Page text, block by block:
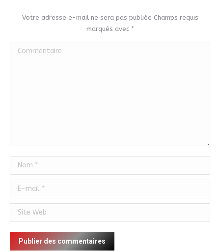
Votre adresse e-mail ne sera pas publiée Champs requis
marqués avec *
Commentaire
Nom *
E-mail *
Site Web
Publier des commentaires